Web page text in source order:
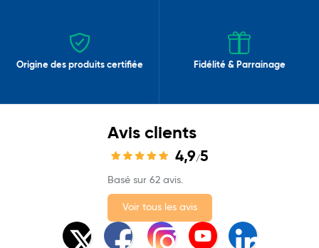
Origine des produits certifiée Fidélité & Parrainage
Avis clients
4,9/5
Basé sur 62 avis.
Voir tous les avis